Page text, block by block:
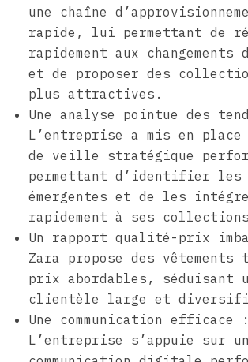
une chaîne
rapide, lui permettant de
rapidement aux changements
et de proposer des
plus attractives.
Une analyse pointue des
L’entreprise a mis en place
de veille stratégique
permettant d’identifier les
émergentes et de les
rapidement à ses
Un rapport qualité-prix
Zara propose des vêtements
prix abordables, séduisant
clientèle large et
Une communication efficace :
L’entreprise s’appuie sur